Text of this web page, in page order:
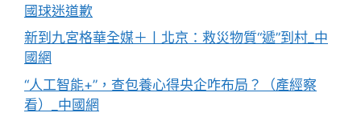
國球迷道歉
新到九宮格華全媒＋丨北京：救災物質“遞”到村_中
國網
“人工智能+”，查包養心得央企咋布局？（產經察
看）_中國網